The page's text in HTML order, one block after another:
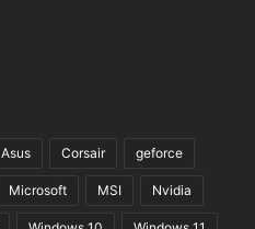
Asus Corsair geforce
Microsoft MSI Nvidia